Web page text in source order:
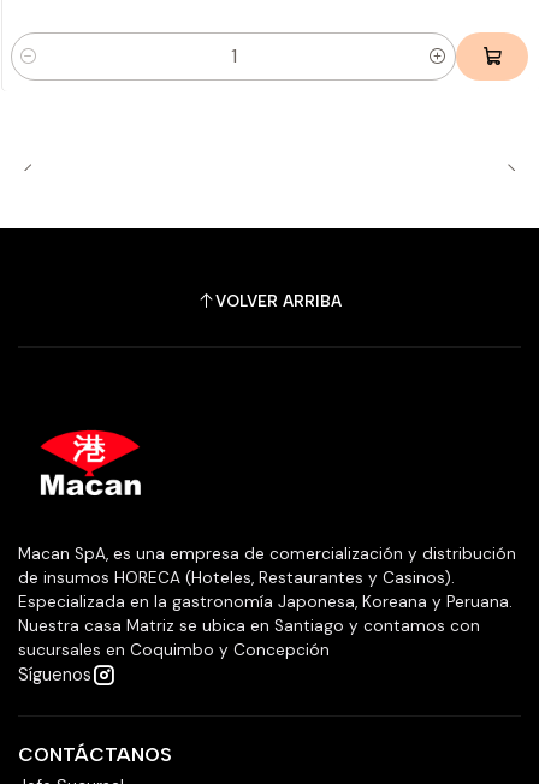
Cantidad
VOLVER ARRIBA
Macan SpA, es una empresa de comercialización y distribución
de insumos HORECA (Hoteles, Restaurantes y Casinos).
Especializada en la gastronomía Japonesa, Koreana y Peruana.
Nuestra casa Matriz se ubica en Santiago y contamos con
sucursales en Coquimbo y Concepción
Síguenos
CONTÁCTANOS